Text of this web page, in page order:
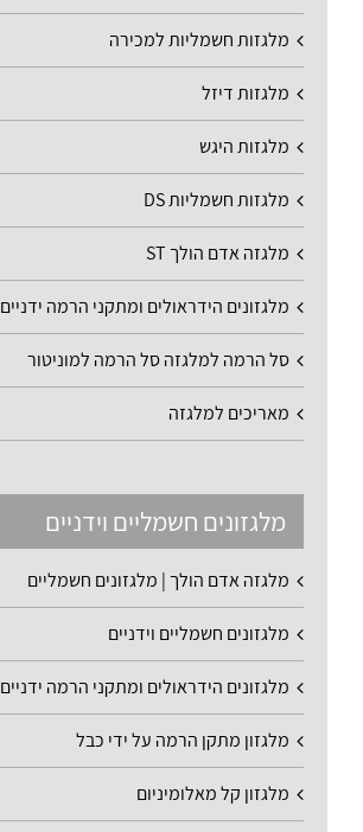
מלגזות חשמליות למכירה
מלגזות דיזל
מלגזות היגש
מלגזות חשמליות DS
מלגזה אדם הולך ST
מלגזונים הידראולים ומתקני הרמה ידניים
סל הרמה למלגזה סל הרמה למוניטור
מאריכים למלגזה
מלגזונים חשמליים וידניים
מלגזה אדם הולך | מלגזונים חשמליים
מלגזונים חשמליים וידניים
מלגזונים הידראולים ומתקני הרמה ידניים
מלגזון מתקן הרמה על ידי כבל
מלגזון קל מאלומיניום